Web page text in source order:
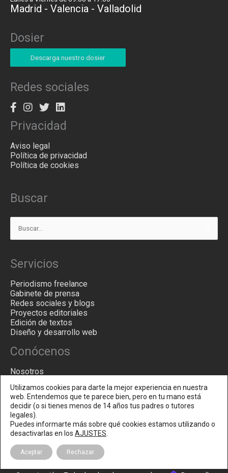
Madrid - Valencia - Valladolid
Dosier
Descarga nuestro dosier
Redes sociales
Privacidad
Aviso legal
Política de privacidad
Política de cookies
Buscar
Buscar
por:
Servicios
Periodismo freelance
Gabinete de prensa
Redes sociales y blogs
Proyectos editoriales
Edición de textos
Diseño y desarrollo web
Conócenos
Nosotros
Blog
Contacto
Copyright © 2026Agencia de comunicación en Madrid - Tacatá
Utilizamos cookies para darte la mejor experiencia en nuestra
web. Entendemos que te parece bien, pero en tu mano está
decidir (o si tienes menos de 14 años tus padres o tutores
legales).
Puedes informarte más sobre qué cookies estamos utilizando o
desactivarlas en los AJUSTES
Aceptar Rechazar